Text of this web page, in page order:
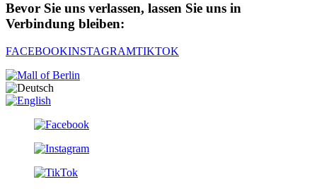
Bevor Sie uns verlassen, lassen Sie uns in
Verbindung bleiben:
FACEBOOKINSTAGRAMTIKTOK